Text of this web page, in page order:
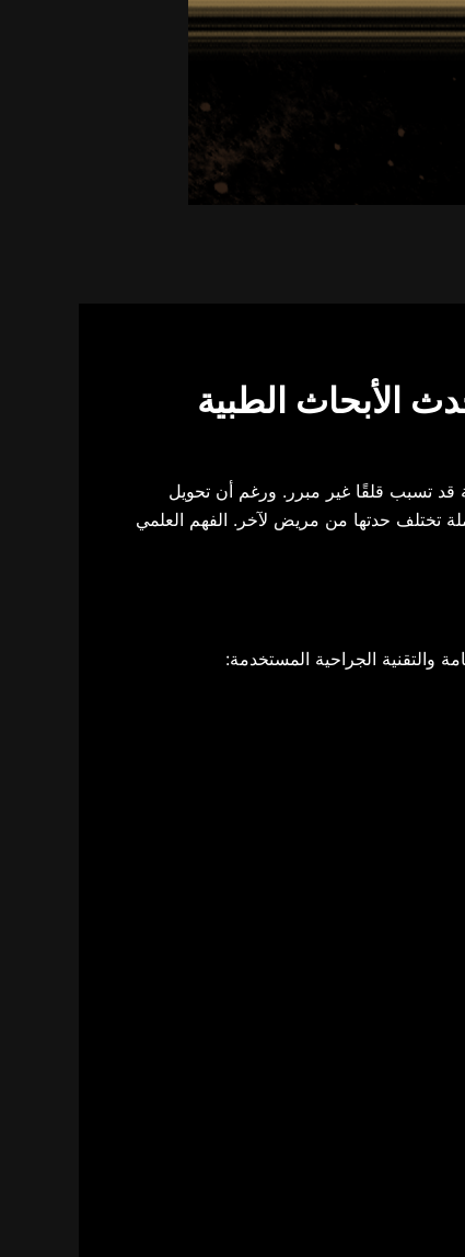
الأبحاث الطبية
قد تسبب قلقًا غير مبرر. ورغم أن تحويل
تختلف حدتها من مريض لآخر. الفهم العلمي
والتقنية الجراحية المستخدمة: